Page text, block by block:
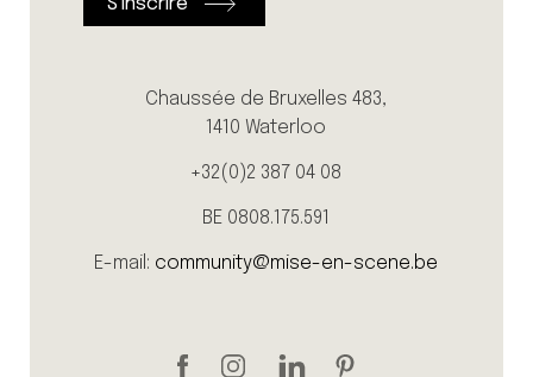
Chaussée de Bruxelles 483,
1410 Waterloo
+32(0)2 387 04 08
BE 0808.175.591
E-mail: community@mise-en-scene.be